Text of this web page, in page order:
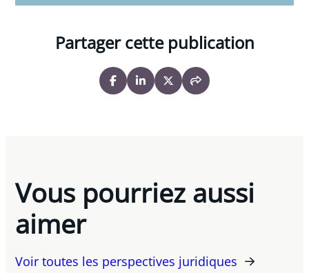
Partager cette publication
Vous pourriez aussi
aimer
Voir toutes les perspectives juridiques